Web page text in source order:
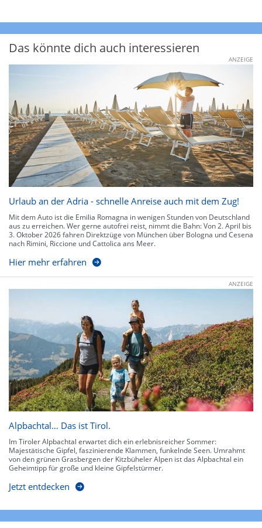
Das könnte dich auch interessieren
ANZEIGE
Urlaub an der Adria - schnelle Anreise auch mit dem Zug!
Mit dem Auto ist die Emilia Romagna in wenigen Stunden von Deutschland
aus zu erreichen. Wer gerne autofrei reist, nimmt die Bahn: Von 2. April bis
3. Oktober 2026 fahren Direktzüge von München über Bologna und Cesena
nach Rimini, Riccione und Cattolica ans Meer.
Hier mehr erfahren
ANZEIGE
Alpbachtal… Das ist Tirol.
Im Tiroler Alpbachtal erwartet dich ein erlebnisreicher Sommer:
Majestätische Gipfel, faszinierende Klammen, funkelnde Seen. Umrahmt
von den grünen Grasbergen der Kitzbüheler Alpen ist das Alpbachtal ein
Geheimtipp für große und kleine Gipfelstürmer.
Jetzt entdecken